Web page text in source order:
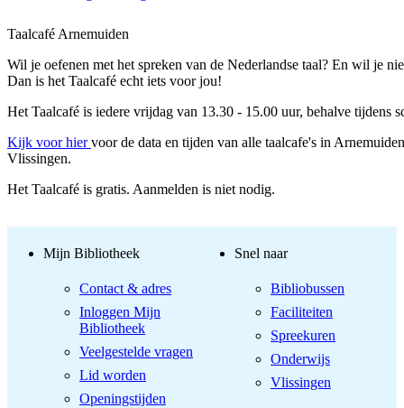
Taalcafé Arnemuiden
Wil je oefenen met het spreken van de Nederlandse taal? En wil je
Dan is het Taalcafé echt iets voor jou!
Het Taalcafé is iedere vrijdag van 13.30 - 15.00 uur, behalve tijdens
Kijk voor hiervoor de data en tijden van alle taalcafe's in
Vlissingen.
Het Taalcafé is gratis. Aanmelden is niet nodig.
Mijn Bibliotheek
Contact & adres
Inloggen Mijn
Bibliotheek
Veelgestelde vragen
Lid worden
Openingstijden
Snel naar
Bibliobussen
Faciliteiten
Spreekuren
Onderwijs
Vlissingen